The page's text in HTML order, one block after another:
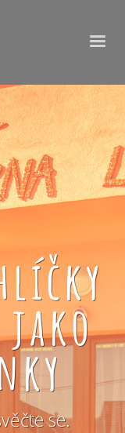
jako
se.